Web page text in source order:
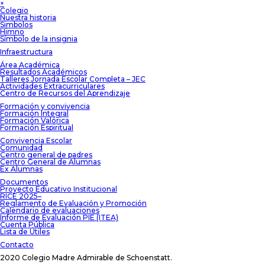
×
Colegio
Nuestra historia
Simbolos
Himno
Símbolo de la insignia
Infraestructura
Área Académica
Resultados Académicos
Talleres Jornada Escolar Completa – JEC
Actividades Extracurriculares
Centro de Recursos del Aprendizaje
Formación y convivencia
Formación Integral
Formación Valórica
Formación Espiritual
Convivencia Escolar
Comunidad
Centro general de padres
Centro General de Alumnas
Ex Alumnas
Documentos
Proyecto Educativo Institucional
RICE 2025–
Reglamento de Evaluación y Promoción
Calendario de evaluaciones
Informe de Evaluación PIE (ITEA)
Cuenta Pública
Lista de Útiles
Contacto
2020 Colegio Madre Admirable de Schoenstatt.